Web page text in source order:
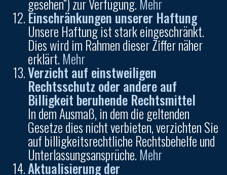
gesehen“) zur Verfügung. Mehr
Einschränkungen unserer Haftung
Unsere Haftung ist stark eingeschränkt.
Dies wird im Rahmen dieser Ziffer näher
erklärt. Mehr
Verzicht auf einstweiligen
Rechtsschutz oder andere auf
Billigkeit beruhende Rechtsmittel
In dem Ausmaß, in dem die geltenden
Gesetze dies nicht verbieten, verzichten Sie
auf billigkeitsrechtliche Rechtsbehelfe und
Unterlassungsansprüche. Mehr
Aktualisierung der